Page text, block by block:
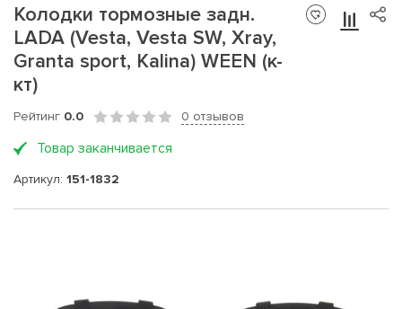
Колодки тормозные задн.
LADA (Vesta, Vesta SW, Xray,
Granta sport, Kalina) WEEN (к-
кт)
Рейтинг 0.0 0 отзывов
Товар заканчивается
Артикул: 151-1832